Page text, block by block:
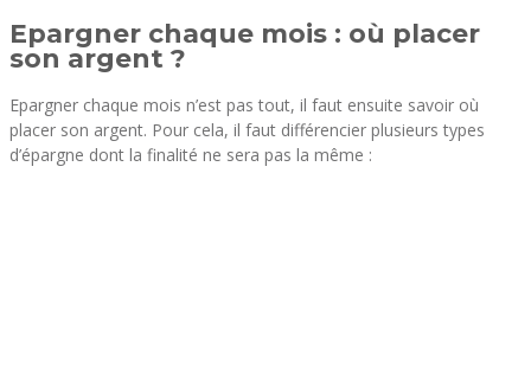
Epargner chaque mois : où placer
son argent ?
Epargner chaque mois n’est pas tout, il faut ensuite savoir où
placer son argent. Pour cela, il faut différencier plusieurs types
d’épargne dont la finalité ne sera pas la même :